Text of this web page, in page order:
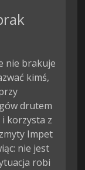
nie brakuje
kimś,
drutem
i korzysta z
Impet
nie jest
robi